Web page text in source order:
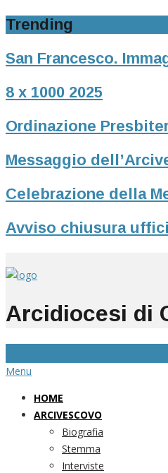
Trending
San Francesco.
8 x 1000 2025
Ordinazione
Messaggio
Celebrazione della
Avviso chiusura
Arcidiocesi di
Menu
HOME
ARCIVESCOVO
Biografia
Stemma
Interviste